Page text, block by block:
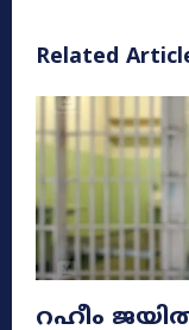
Related
റഹീം